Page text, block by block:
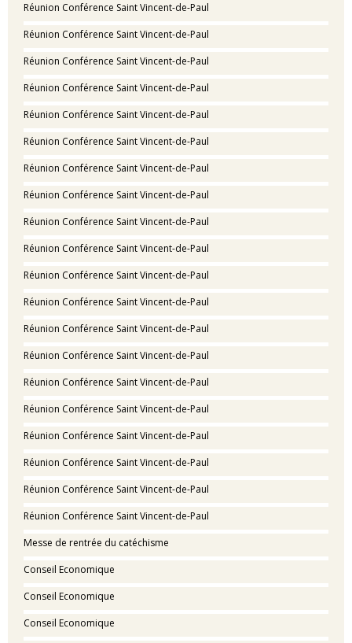
Réunion Conférence Saint Vincent-de-Paul
Réunion Conférence Saint Vincent-de-Paul
Réunion Conférence Saint Vincent-de-Paul
Réunion Conférence Saint Vincent-de-Paul
Réunion Conférence Saint Vincent-de-Paul
Réunion Conférence Saint Vincent-de-Paul
Réunion Conférence Saint Vincent-de-Paul
Réunion Conférence Saint Vincent-de-Paul
Réunion Conférence Saint Vincent-de-Paul
Réunion Conférence Saint Vincent-de-Paul
Réunion Conférence Saint Vincent-de-Paul
Réunion Conférence Saint Vincent-de-Paul
Réunion Conférence Saint Vincent-de-Paul
Réunion Conférence Saint Vincent-de-Paul
Réunion Conférence Saint Vincent-de-Paul
Réunion Conférence Saint Vincent-de-Paul
Réunion Conférence Saint Vincent-de-Paul
Réunion Conférence Saint Vincent-de-Paul
Réunion Conférence Saint Vincent-de-Paul
Réunion Conférence Saint Vincent-de-Paul
Messe de rentrée du catéchisme
Conseil Economique
Conseil Economique
Conseil Economique